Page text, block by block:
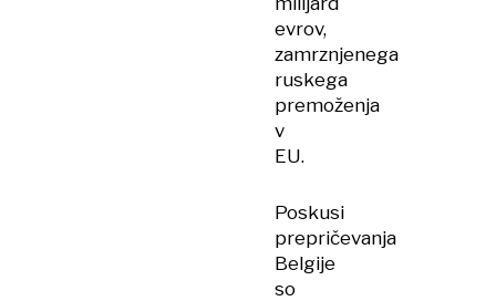
evrov,
zamrznjenega
ruskega
premoženja
v
EU.
Poskusi
prepričevanja
Belgije
so